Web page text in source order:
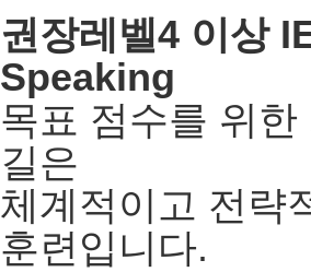
권장레벨4 이상
Speaking
목표 점수를 위한
길은
체계적이고 전략
훈련입니다.